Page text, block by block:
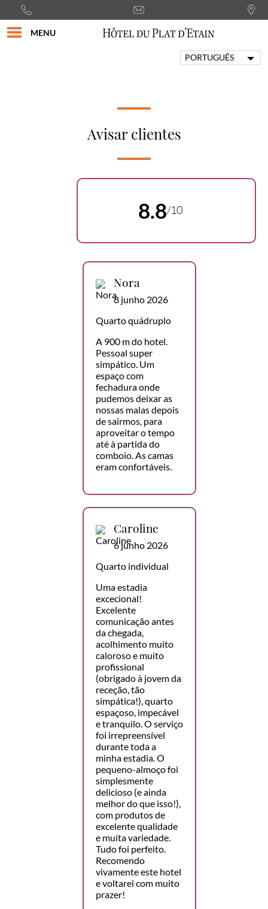
MENU
PORTUGUÊS
Avisar clientes
8.8/10
Nora
8 junho 2026
Quarto quádruplo
A 900 m do hotel.
Pessoal super
simpático. Um
espaço com
fechadura onde
pudemos deixar as
nossas malas depois
de sairmos, para
aproveitar o tempo
até à partida do
comboio. As camas
eram confortáveis.
Caroline
6 junho 2026
Quarto individual
Uma estadia
excecional!
Excelente
comunicação antes
da chegada,
acolhimento muito
caloroso e muito
profissional
(obrigado à jovem da
receção, tão
simpática!), quarto
espaçoso, impecável
e tranquilo. O serviço
foi irrepreensível
durante toda a
minha estadia. O
pequeno-almoço foi
simplesmente
delicioso (e ainda
melhor do que isso!),
com produtos de
excelente qualidade
e muita variedade.
Tudo foi perfeito.
Recomendo
vivamente este hotel
e voltarei com muito
prazer!